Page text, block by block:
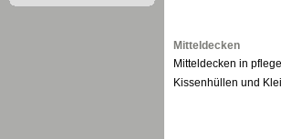
Mitteldecken
Mitteldecken in
Kissenhüllen und